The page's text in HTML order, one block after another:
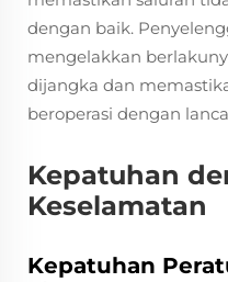
dengan baik.
mengelakkan
dijangka dan
beroperasi dengan
Kepatuhan
Keselamatan
Kepatuhan